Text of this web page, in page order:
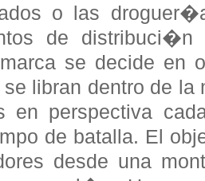
o las
de distribuci�n
se decide en
libran dentro de
en perspectiva
de batalla. El
desde una